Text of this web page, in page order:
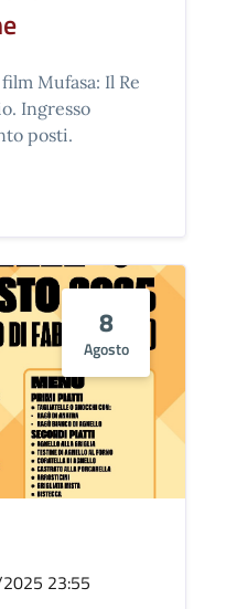
Mufasa: Il Re
Ingresso
posti.
8
Agosto
23:55